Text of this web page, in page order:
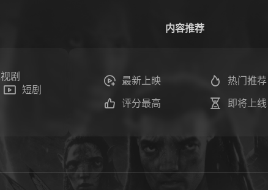
剧
短剧
内容推荐
最新上映 热门推荐
评分最高 即将上线